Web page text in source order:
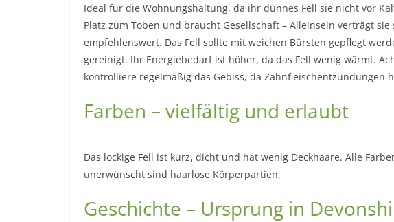
Ideal für die Wohnungshaltung, da ihr dünnes Fell sie nicht vor
Platz zum Toben und braucht Gesellschaft – Alleinsein verträgt
empfehlenswert. Das Fell sollte mit weichen Bürsten gepflegt
gereinigt. Ihr Energiebedarf ist höher, da das Fell wenig wärmt.
kontrolliere regelmäßig das Gebiss, da Zahnfleischentzündungen
Farben – vielfältig und erlaubt
Das lockige Fell ist kurz, dicht und hat wenig Deckhaare. Alle
unerwünscht sind haarlose Körperpartien.
Geschichte – Ursprung in